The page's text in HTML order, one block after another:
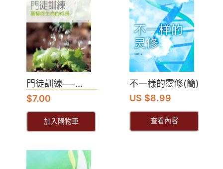
門徒訓練──...
$7.00
加入購物車
不一樣的靈修(簡)
US $8.99
查看內容